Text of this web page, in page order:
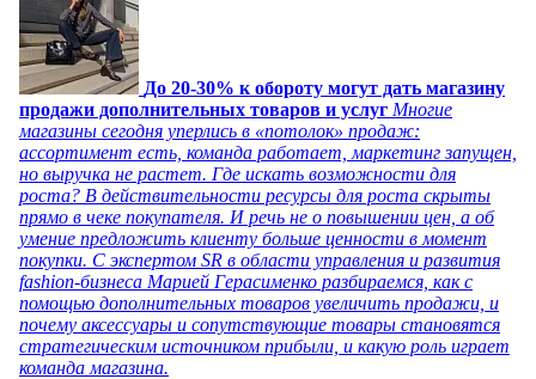
До 20-30% к обороту могут дать магазину
продажи дополнительных товаров и услуг Многие
магазины сегодня уперлись в «потолок» продаж:
ассортимент есть, команда работает, маркетинг запущен,
но выручка не растет. Где искать возможности для
роста? В действительности ресурсы для роста скрыты
прямо в чеке покупателя. И речь не о повышении цен, а об
умение предложить клиенту больше ценности в момент
покупки. С экспертом SR в области управления и развития
fashion-бизнеса Марией Герасименко разбираемся, как с
помощью дополнительных товаров увеличить продажи, и
почему аксессуары и сопутствующие товары становятся
стратегическим источником прибыли, и какую роль играет
команда магазина.